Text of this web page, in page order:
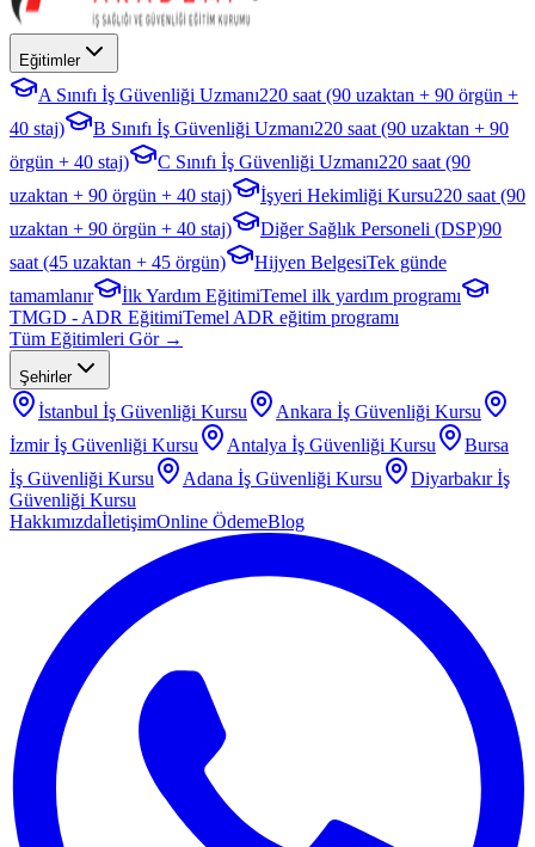
Eğitimler
A Sınıfı İş Güvenliği Uzmanı220 saat (90 uzaktan + 90 örgün +
40 staj)
B Sınıfı İş Güvenliği Uzmanı220 saat (90 uzaktan + 90
örgün + 40 staj)
C Sınıfı İş Güvenliği Uzmanı220 saat (90
uzaktan + 90 örgün + 40 staj)
İşyeri Hekimliği Kursu220 saat (90
uzaktan + 90 örgün + 40 staj)
Diğer Sağlık Personeli (DSP)90
saat (45 uzaktan + 45 örgün)
Hijyen BelgesiTek günde
tamamlanır
İlk Yardım EğitimiTemel ilk yardım programı
TMGD - ADR EğitimiTemel ADR eğitim programı
Tüm Eğitimleri Gör →
Şehirler
İstanbul İş Güvenliği Kursu Ankara İş Güvenliği Kursu
İzmirİş Güvenliği Kursu Antalya İş Güvenliği Kursu
Bursa
İş Güvenliği Kursu
Adana İş Güvenliği Kursu Diyarbakırİş
Güvenliği Kursu
HakkımızdaİletişimOnline ÖdemeBlog